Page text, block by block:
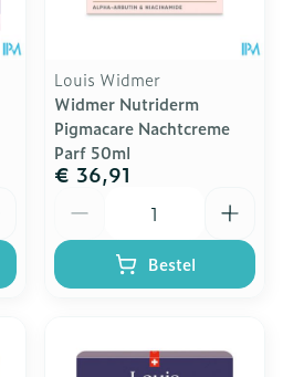
Louis Widmer
Widmer Nutriderm
Pigmacare Nachtcreme
Parf 50ml
€ 36,91
Bestel